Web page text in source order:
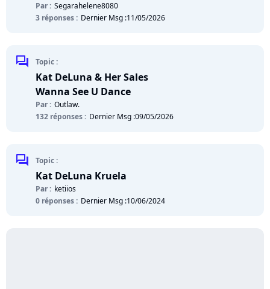
Par : Segarahelene8080
3 réponses : Dernier Msg :11/05/2026
chat Topic :
Kat DeLuna & Her Sales
Wanna See U Dance
Par : Outlaw.
132 réponses : Dernier Msg :09/05/2026
chat Topic :
Kat DeLuna Kruela
Par : ketiios
0 réponses : Dernier Msg :10/06/2024